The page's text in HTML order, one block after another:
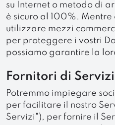
su Internet o metodo di
è sicuro al 100%. Mentre
utilizzare mezzi
per proteggere i vostri
possiamo garantire la
Fornitori di
Potremmo impiegare
per facilitare il nostro
Servizi"), per fornire il